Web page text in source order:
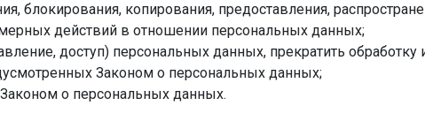
блокирования, копирования, предоставления,
действий в отношении персональных данных;
доступ) персональных данных, прекратить обработку
Законом о персональных данных;
о персональных данных.